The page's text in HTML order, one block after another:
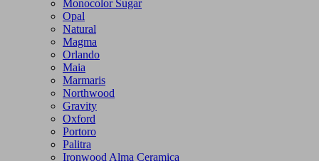
Monocolor Sugar
Opal
Natural
Magma
Orlando
Maia
Marmaris
Northwood
Gravity
Oxford
Portoro
Palitra
Ironwood Alma Ceramica